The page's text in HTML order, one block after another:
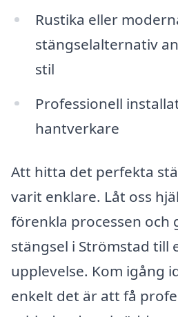
Rustika eller
stängselalternativ
stil
Professionell
hantverkare
Att hitta det perfekta
varit enklare. Låt oss
förenkla processen och
stängsel i Strömstad till
upplevelse. Kom igång
enkelt det är att få